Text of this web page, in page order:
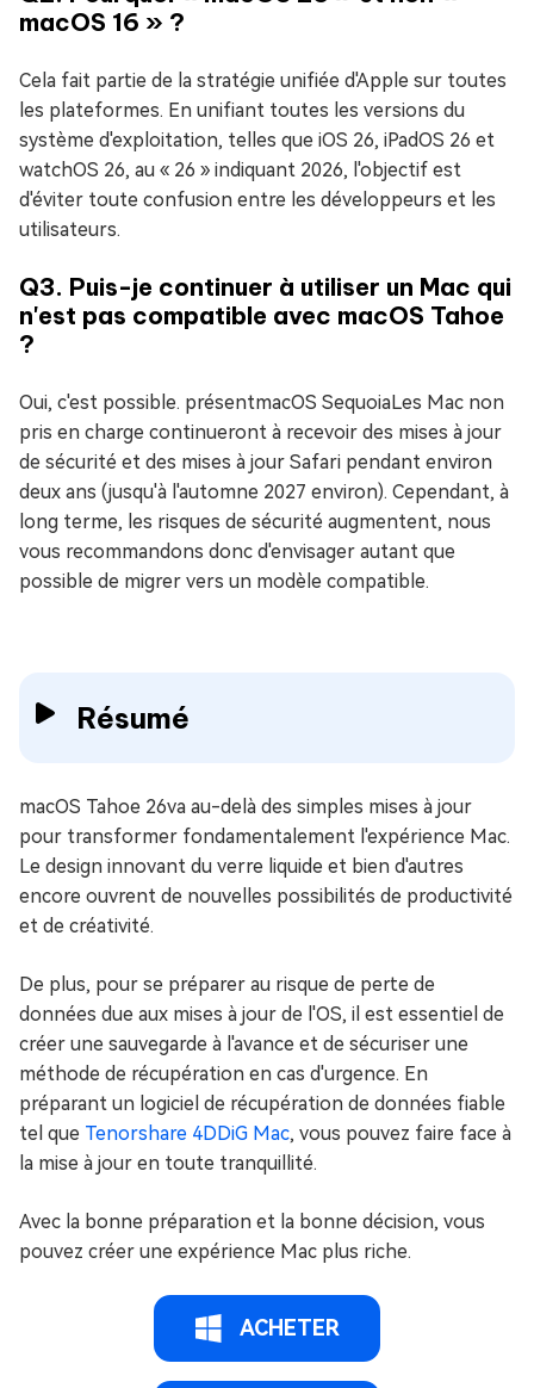
macOS 16 » ?
Cela fait partie de la stratégie unifiée d'Apple sur toutes
les plateformes. En unifiant toutes les versions du
système d'exploitation, telles que iOS 26, iPadOS 26 et
watchOS 26, au « 26 » indiquant 2026, l'objectif est
d'éviter toute confusion entre les développeurs et les
utilisateurs.
Q3. Puis-je continuer à utiliser un Mac qui
n'est pas compatible avec macOS Tahoe
?
Oui, c'est possible. présentmacOS SequoiaLes Mac non
pris en charge continueront à recevoir des mises à jour
de sécurité et des mises à jour Safari pendant environ
deux ans (jusqu'à l'automne 2027 environ). Cependant, à
long terme, les risques de sécurité augmentent, nous
vous recommandons donc d'envisager autant que
possible de migrer vers un modèle compatible.
Résumé
macOS Tahoe 26va au-delà des simples mises à jour
pour transformer fondamentalement l'expérience Mac.
Le design innovant du verre liquide et bien d'autres
encore ouvrent de nouvelles possibilités de productivité
et de créativité.
De plus, pour se préparer au risque de perte de
données due aux mises à jour de l'OS, il est essentiel de
créer une sauvegarde à l'avance et de sécuriser une
méthode de récupération en cas d'urgence. En
préparant un logiciel de récupération de données fiable
tel que Tenorshare 4DDiG Mac, vous pouvez faire face à
la mise à jour en toute tranquillité.
Avec la bonne préparation et la bonne décision, vous
pouvez créer une expérience Mac plus riche.
ACHETER